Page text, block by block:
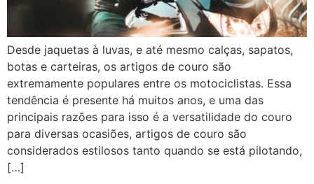
Desde jaquetas à luvas, e até mesmo calças, sapatos,
botas e carteiras, os artigos de couro são
extremamente populares entre os motociclistas. Essa
tendência é presente há muitos anos, e uma das
principais razões para isso é a versatilidade do couro
para diversas ocasiões, artigos de couro são
considerados estilosos tanto quando se está pilotando,
[…]